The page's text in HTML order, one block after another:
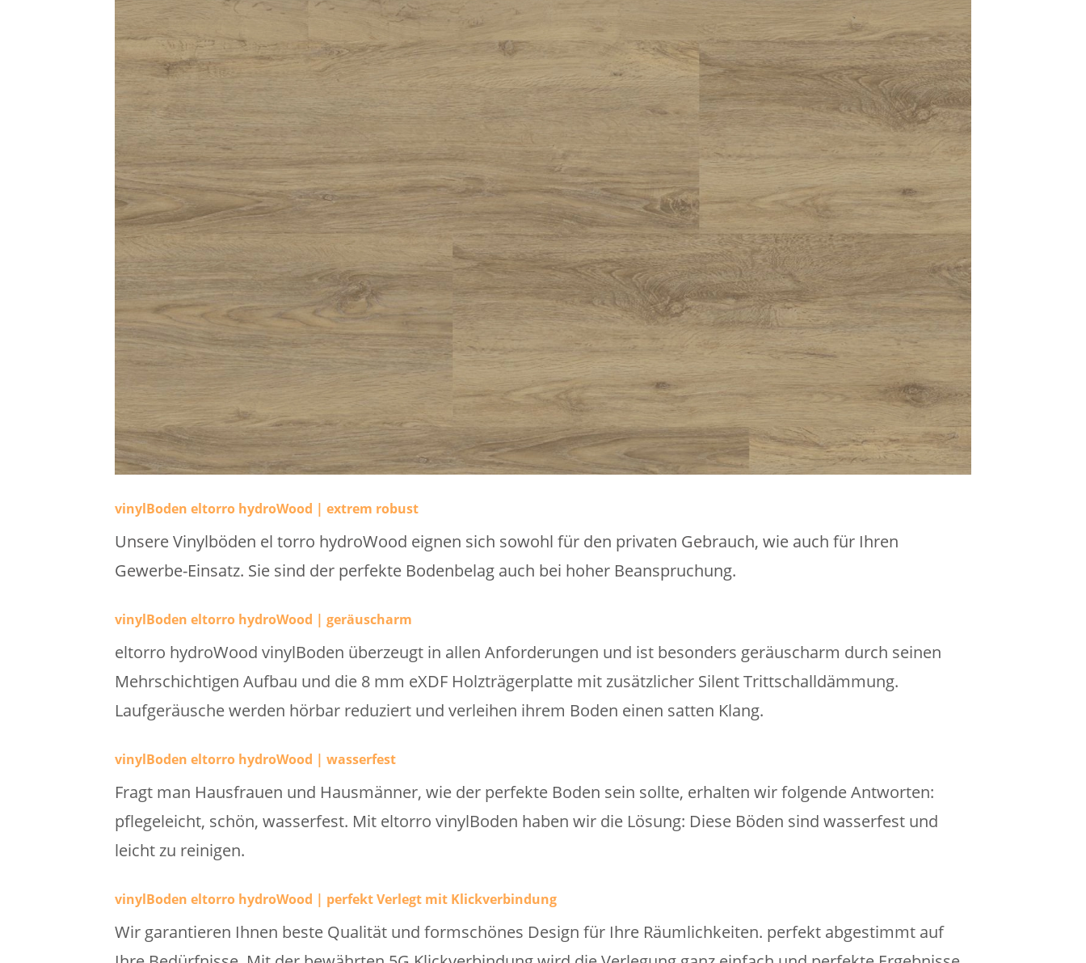
vinylBoden eltorro hydroWood | extrem robust
Unsere Vinylböden el torro hydroWood eignen sich sowohl für den privaten Gebrauch, wie auch für Ihren
Gewerbe-Einsatz. Sie sind der perfekte Bodenbelag auch bei hoher Beanspruchung.
vinylBoden eltorro hydroWood | geräuscharm
eltorro hydroWood vinylBoden überzeugt in allen Anforderungen und ist besonders geräuscharm durch seinen
Mehrschichtigen Aufbau und die 8 mm eXDF Holzträgerplatte mit zusätzlicher Silent Trittschalldämmung.
Laufgeräusche werden hörbar reduziert und verleihen ihrem Boden einen satten Klang.
vinylBoden eltorro hydroWood | wasserfest
Fragt man Hausfrauen und Hausmänner, wie der perfekte Boden sein sollte, erhalten wir folgende Antworten:
pflegeleicht, schön, wasserfest. Mit eltorro vinylBoden haben wir die Lösung: Diese Böden sind wasserfest und
leicht zu reinigen.
vinylBoden eltorro hydroWood | perfekt Verlegt mit Klickverbindung
Wir garantieren Ihnen beste Qualität und formschönes Design für Ihre Räumlichkeiten. perfekt abgestimmt auf